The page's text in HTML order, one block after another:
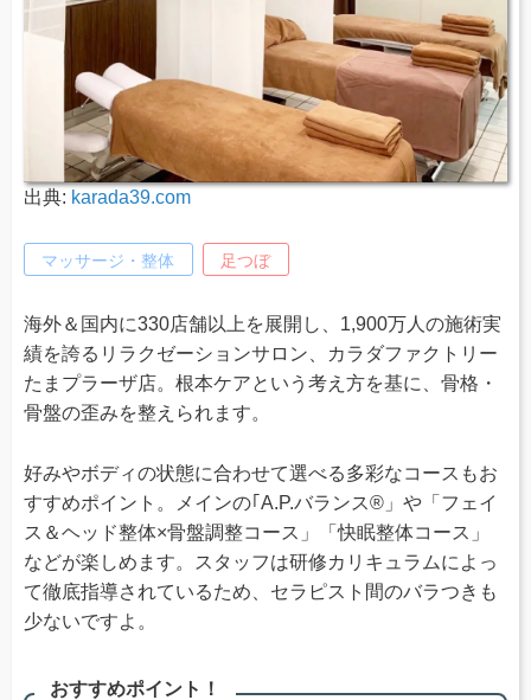
出典: karada39.com
マッサージ・整体 足つぼ
海外＆国内に330店舗以上を展開し、1,900万人の施術実
績を誇るリラクゼーションサロン、カラダファクトリー
たまプラーザ店。根本ケアという考え方を基に、骨格・
骨盤の歪みを整えられます。
好みやボディの状態に合わせて選べる多彩なコースもお
すすめポイント。メインの｢A.P.バランス®」や「フェイ
ス＆ヘッド整体×骨盤調整コース」「快眠整体コース」
などが楽しめます。スタッフは研修カリキュラムによっ
て徹底指導されているため、セラピスト間のバラつきも
少ないですよ。
おすすめポイント！